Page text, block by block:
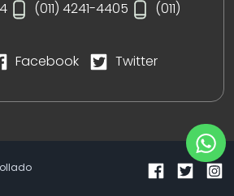
(011) 4241-4405
(011)
Facebook Twitter